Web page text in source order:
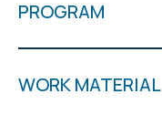
PROGRAM
WORK MATERIAL